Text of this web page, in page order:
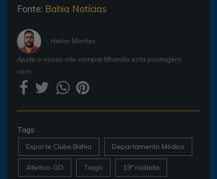
Fonte: Bahia Notícias
- Heitor Montes
Ajude o nosso site compartilhando esta postagem
com
Tags
Esporte Clube Bahia Departamento Médico
Atletico-GO Tiago 19ª rodada